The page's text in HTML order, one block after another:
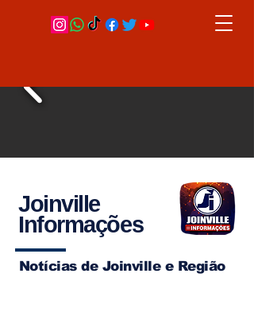
Joinville
Informações
Notícias de Joinville e Região